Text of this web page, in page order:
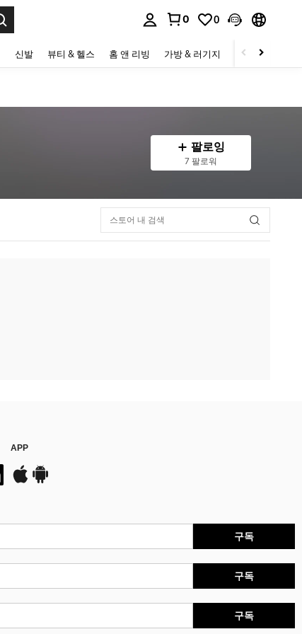
0 0
신발 뷰티 & 헬스 홈 앤 리빙 가방 & 러기지 스포츠 & 아웃
팔로잉
7 팔로워
APP
구독
구독
구독